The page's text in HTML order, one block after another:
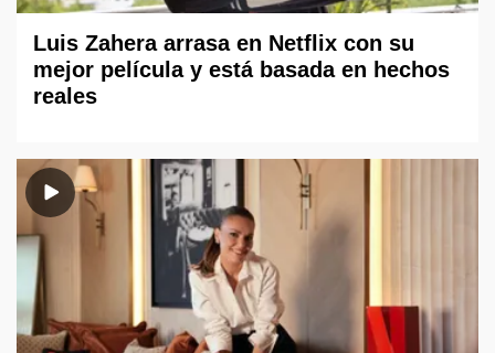
Luis Zahera arrasa en Netflix con su
mejor película y está basada en hechos
reales